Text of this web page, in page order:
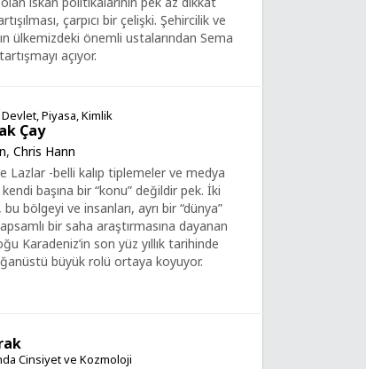
çarpıcı bir çelişki. Şehircilik ve
ülkemizdeki önemli ustalarından Sema
açıyor.
Piyasa, Kimlik
Çay
, Chris Hann
Lazlar -belli kalıp tiplemeler ve medya
başına bir “konu” değildir pek. İki
bölgeyi ve insanları, ayrı bir “dünya”
bir saha araştırmasına dayanan
Karadeniz’in son yüz yıllık tarihinde
büyük rolü ortaya koyuyor.
Cinsiyet ve Kozmoloji